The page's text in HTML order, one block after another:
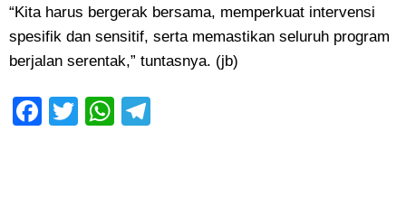
“Kita harus bergerak bersama, memperkuat intervensi
spesifik dan sensitif, serta memastikan seluruh program
berjalan serentak,” tuntasnya. (jb)
Facebook
TwitterWhatsApp